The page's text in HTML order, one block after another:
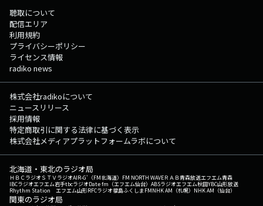
聴取について
配信エリア
利用規約
プライバシーポリシー
ライセンス情報
radiko news
株式会社radikoについて
ニュースリリース
採用情報
特定商取引に関する法律に基づく表示
株式会社メディアプラットフォームラボについて
北海道・東北のラジオ局
ＨＢＣラジオＳＴＶラジオAIR-G'（FM北海道） FM NORTH WAVEＲＡＢ青森放送エフエム青森
IBCラジオエフエム岩手tbcラジオDate fm（エフエム仙台） ABSラジオエフエム秋田YBC山形放送
Rhythm Station エフエム山形RFCラジオ福島ふくしまFMNHK AM（札幌） NHK AM（仙台）
関東のラジオ局